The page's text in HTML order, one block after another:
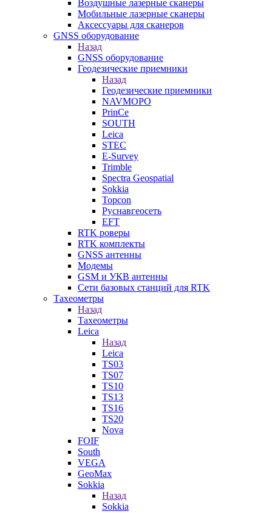
Воздушные лазерные сканеры
Мобильные лазерные сканеры
Аксессуары для сканеров
GNSS оборудование
Назад
GNSS оборудование
Геодезические приемники
Назад
Геодезические приемники
NAVMOPO
PrinCe
SOUTH
Leica
STEC
E-Survey
Trimble
Spectra Geospatial
Sokkia
Topcon
Руснавгеосеть
EFT
RTK роверы
RTK комплекты
GNSS антенны
Модемы
GSM и УКВ антенны
Сети базовых станций для RTK
Тахеометры
Назад
Тахеометры
Leica
Назад
Leica
TS03
TS07
TS10
TS13
TS16
TS20
Nova
FOIF
South
VEGA
GeoMax
Sokkia
Назад
Sokkia